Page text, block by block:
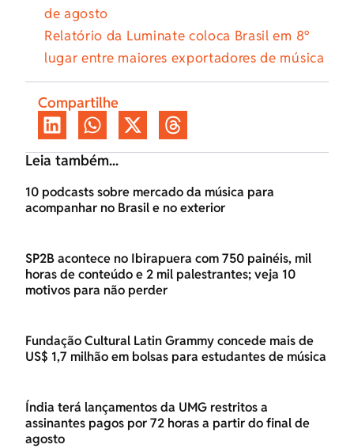
de agosto
Relatório da Luminate coloca Brasil em 8º
lugar entre maiores exportadores de música
Compartilhe
Leia também...
10 podcasts sobre mercado da música para
acompanhar no Brasil e no exterior
SP2B acontece no Ibirapuera com 750 painéis, mil
horas de conteúdo e 2 mil palestrantes; veja 10
motivos para não perder
Fundação Cultural Latin Grammy concede mais de
US$ 1,7 milhão em bolsas para estudantes de música
Índia terá lançamentos da UMG restritos a
assinantes pagos por 72 horas a partir do final de
agosto